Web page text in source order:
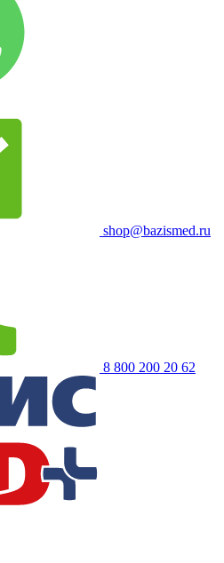
shop@bazismed.ru
8 800 200 20 62